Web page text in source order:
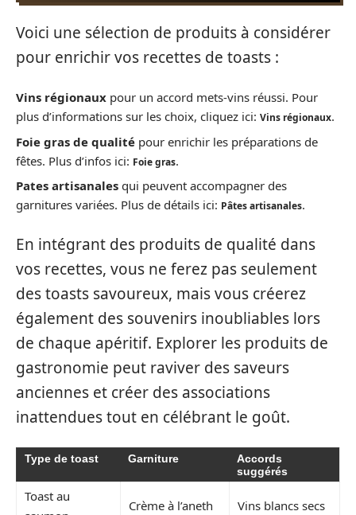
Voici une sélection de produits à considérer
pour enrichir vos recettes de toasts :
Vins régionaux pour un accord mets-vins réussi. Pour
plus d’informations sur les choix, cliquez ici: Vins régionaux.
Foie gras de qualité pour enrichir les préparations de
fêtes. Plus d’infos ici: Foie gras.
Pates artisanales qui peuvent accompagner des
garnitures variées. Plus de détails ici: Pâtes artisanales.
En intégrant des produits de qualité dans
vos recettes, vous ne ferez pas seulement
des toasts savoureux, mais vous créerez
également des souvenirs inoubliables lors
de chaque apéritif. Explorer les produits de
gastronomie peut raviver des saveurs
anciennes et créer des associations
inattendues tout en célébrant le goût.
Type de toast Garniture
Accords
suggérés
Toast au
Crème à l’aneth Vins blancs secs